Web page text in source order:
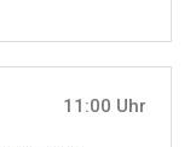
11:00 Uhr